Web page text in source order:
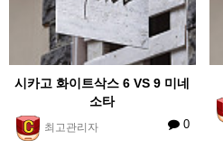
시카고 화이트삭스 6 VS 9 미네
소타
최고관리자 0